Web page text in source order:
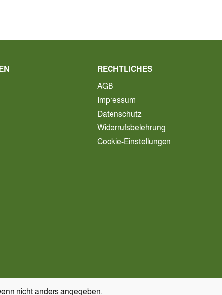
RECHTLICHES
AGB
Impressum
Datenschutz
Widerrufsbelehrung
Cookie-Einstellungen
nicht anders angegeben.